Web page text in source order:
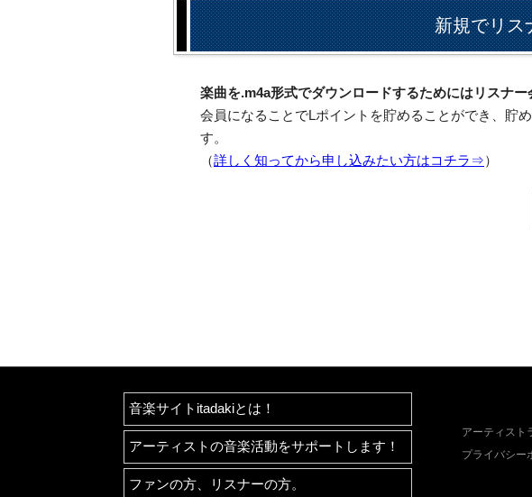
新規でリス
楽曲を.m4a形式でダウンロードするためにはリスナー
会員になることでLポイントを貯めることができ、貯
す。
（詳しく知ってから申し込みたい方はコチラ⇒）
音楽サイトitadakiとは！
アーティストの音楽活動をサポートします！
ファンの方、リスナーの方。
アーティスト
プライバシー